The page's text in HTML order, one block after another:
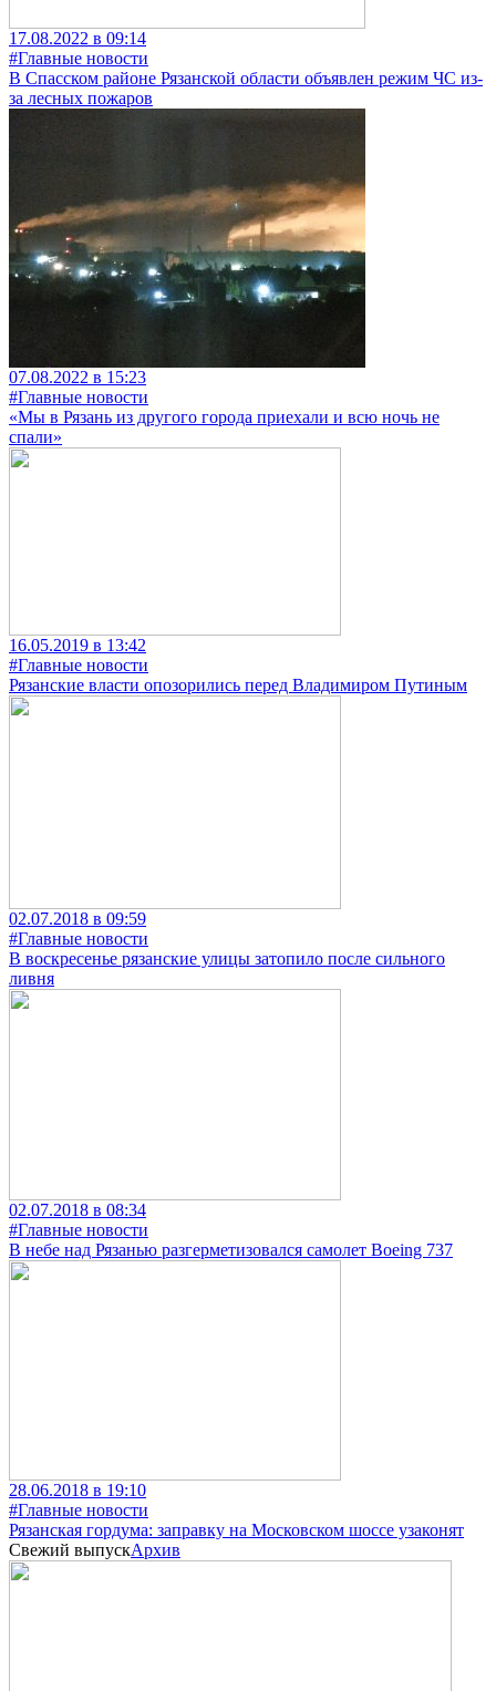
17.08.2022 в 09:14
#Главные новости
В Спасском районе Рязанской области объявлен режим ЧС из-
за лесных пожаров
07.08.2022 в 15:23
#Главные новости
«Мы в Рязань из другого города приехали и всю ночь не
спали»
16.05.2019 в 13:42
#Главные новости
Рязанские власти опозорились перед Владимиром Путиным
02.07.2018 в 09:59
#Главные новости
В воскресенье рязанские улицы затопило после сильного
ливня
02.07.2018 в 08:34
#Главные новости
В небе над Рязанью разгерметизовался самолет Boeing 737
28.06.2018 в 19:10
#Главные новости
Рязанская гордума: заправку на Московском шоссе узаконят
Свежий выпускАрхив